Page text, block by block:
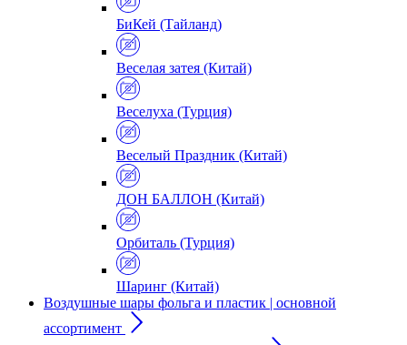
БиКей (Тайланд)
Веселая затея (Китай)
Веселуха (Турция)
Веселый Праздник (Китай)
ДОН БАЛЛОН (Китай)
Орбиталь (Турция)
Шаринг (Китай)
Воздушные шары фольга и пластик | основной
ассортимент